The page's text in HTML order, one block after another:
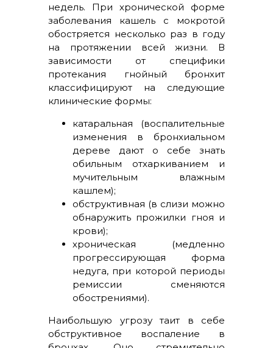
недель. При хронической форме
заболевания кашель с мокротой
обостряется несколько раз в году
на протяжении всей жизни. В
зависимости от специфики
протекания гнойный бронхит
классифицируют на следующие
клинические формы:
катаральная (воспалительные
изменения в бронхиальном
дереве дают о себе знать
обильным отхаркиванием и
мучительным влажным
кашлем);
обструктивная (в слизи можно
обнаружить прожилки гноя и
крови);
хроническая (медленно
прогрессирующая форма
недуга, при которой периоды
ремиссии сменяются
обострениями).
Наибольшую угрозу таит в себе
обструктивное воспаление в